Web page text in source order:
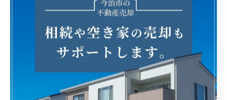
もわかりやすく説明してくれます。また、売却後のアフ
ターフォローや、トラブル時の相談窓口が明確であるか
も確認しましょう。口コミや評判、過去の相談事例を参
考にするのも有効です。
特に今治市や松山市のような地域では、地元住民との信
頼関係を大切にしている会社が多く見られます。売却だ